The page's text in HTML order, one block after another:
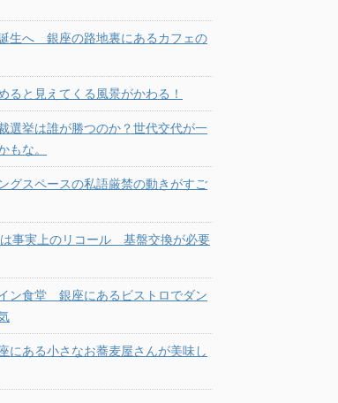
生へ 銀座の路地裏にあるカフェの
ると見えてくる風景がかわる！
選挙は誰が勝つのか？世代交代が一
もな。
グスペースの私語厳禁の動きがすご
事実上のリコール 基盤交換が必要
ン食堂 銀座にあるビストロでダン
ある小さなお蕎麦屋さんが美味し